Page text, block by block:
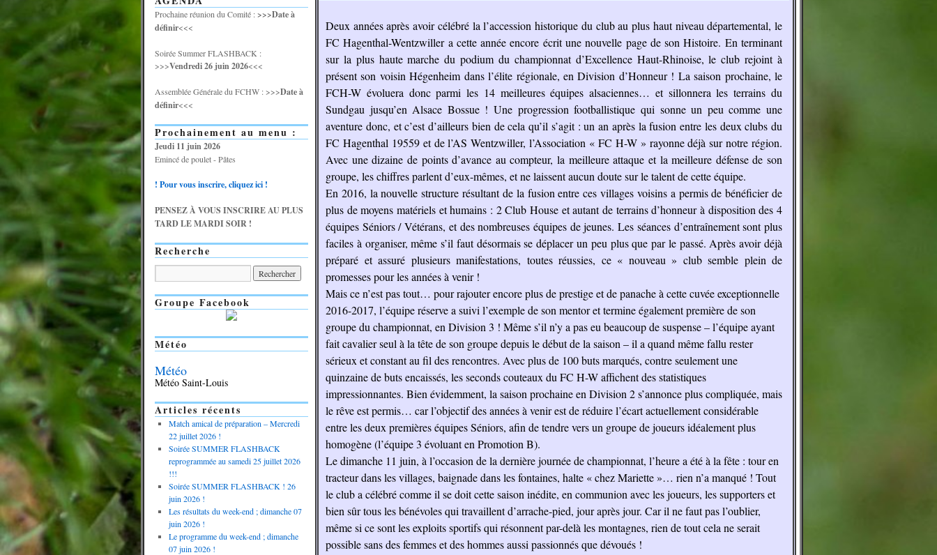
Deux années après avoir célébré la l’accession historique du club au plus haut niveau départemental, le
FC Hagenthal-Wentzwiller a cette année encore écrit une nouvelle page de son Histoire. En terminant
sur la plus haute marche du podium du championnat d’Excellence Haut-Rhinoise, le club rejoint à
présent son voisin Hégenheim dans l’élite régionale, en Division d’Honneur ! La saison prochaine, le
FCH-W évoluera donc parmi les 14 meilleures équipes alsaciennes… et sillonnera les terrains du
Sundgau jusqu’en Alsace Bossue ! Une progression footballistique qui sonne un peu comme une
aventure donc, et c’est d’ailleurs bien de cela qu’il s’agit : un an après la fusion entre les deux clubs du
FC Hagenthal 19559 et de l’AS Wentzwiller, l’Association « FC H-W » rayonne déjà sur notre région.
Avec une dizaine de points d’avance au compteur, la meilleure attaque et la meilleure défense de son
groupe, les chiffres parlent d’eux-mêmes, et ne laissent aucun doute sur le talent de cette équipe.
En 2016, la nouvelle structure résultant de la fusion entre ces villages voisins a permis de bénéficier de
plus de moyens matériels et humains : 2 Club House et autant de terrains d’honneur à disposition des 4
équipes Séniors / Vétérans, et des nombreuses équipes de jeunes. Les séances d’entraînement sont plus
faciles à organiser, même s’il faut désormais se déplacer un peu plus que par le passé. Après avoir déjà
préparé et assuré plusieurs manifestations, toutes réussies, ce « nouveau » club semble plein de
promesses pour les années à venir !
Mais ce n’est pas tout… pour rajouter encore plus de prestige et de panache à cette cuvée exceptionnelle
2016-2017, l’équipe réserve a suivi l’exemple de son mentor et termine également première de son
groupe du championnat, en Division 3 ! Même s’il n’y a pas eu beaucoup de suspense – l’équipe ayant
fait cavalier seul à la tête de son groupe depuis le début de la saison – il a quand même fallu rester
sérieux et constant au fil des rencontres. Avec plus de 100 buts marqués, contre seulement une
quinzaine de buts encaissés, les seconds couteaux du FC H-W affichent des statistiques
impressionnantes. Bien évidemment, la saison prochaine en Division 2 s’annonce plus compliquée, mais
le rêve est permis… car l’objectif des années à venir est de réduire l’écart actuellement considérable
entre les deux premières équipes Séniors, afin de tendre vers un groupe de joueurs idéalement plus
homogène (l’équipe 3 évoluant en Promotion B).
Le dimanche 11 juin, à l’occasion de la dernière journée de championnat, l’heure a été à la fête : tour en
tracteur dans les villages, baignade dans les fontaines, halte « chez Mariette »… rien n’a manqué ! Tout
le club a célébré comme il se doit cette saison inédite, en communion avec les joueurs, les supporters et
bien sûr tous les bénévoles qui travaillent d’arrache-pied, jour après jour. Car il ne faut pas l’oublier,
même si ce sont les exploits sportifs qui résonnent par-delà les montagnes, rien de tout cela ne serait
possible sans des femmes et des hommes aussi passionnés que dévoués !
Prochaine réunion du Comité :>>>Date à
définir<<<
Soirée Summer FLASHBACK :
>>>Vendredi 26 juin 2026<<<
Assemblée Générale du FCHW : >>>Date à
définir<<<
Prochainement au menu :
Jeudi 11 juin 2026
Emincé de poulet - Pâtes
! Pour vous inscrire, cliquez ici !
PENSEZ À VOUS INSCRIRE AU PLUS
TARD LE MARDI SOIR !
Recherche
Groupe Facebook
Météo
Météo
Météo Saint-Louis
Articles récents
Match amical de préparation – Mercredi
22 juillet 2026 !
Soirée SUMMER FLASHBACK
reprogrammée au samedi 25 juillet 2026
!!!
Soirée SUMMER FLASHBACK ! 26
juin 2026 !
Les résultats du week-end ; dimanche 07
juin 2026 !
Le programme du week-end ; dimanche
07 juin 2026 !